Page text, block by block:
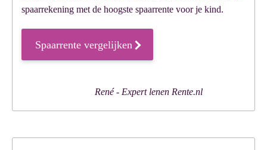
spaarrekening met de hoogste spaarrente voor je kind.
Spaarrente vergelijken